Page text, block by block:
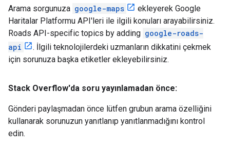
Arama sorgunuza google-maps
ekleyerek Google
Haritalar Platformu API'leri ile ilgili konuları arayabilirsiniz.
Roads API-specific topics by adding google-roads-
api
. İlgili teknolojilerdeki uzmanların dikkatini çekmek
için sorunuza başka etiketler ekleyebilirsiniz.
Stack Overflow'da soru yayınlamadan önce:
Gönderi paylaşmadan önce lütfen grubun arama özelliğini
kullanarak sorunuzun yanıtlanıp yanıtlanmadığını kontrol
edin.